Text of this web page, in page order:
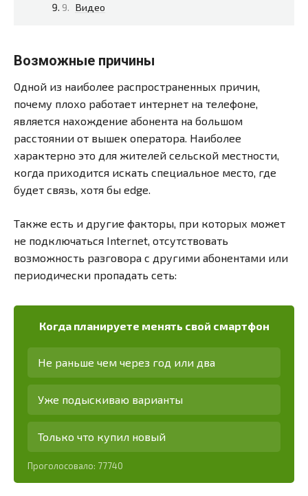
Видео
Возможные причины
Одной из наиболее распространенных причин,
почему плохо работает интернет на телефоне,
является нахождение абонента на большом
расстоянии от вышек оператора. Наиболее
характерно это для жителей сельской местности,
когда приходится искать специальное место, где
будет связь, хотя бы edge.
Также есть и другие факторы, при которых может
не подключаться Internet, отсутствовать
возможность разговора с другими абонентами или
периодически пропадать сеть:
Когда планируете менять свой смартфон
Не раньше чем через год или два
Уже подыскиваю варианты
Только что купил новый
Проголосовало: 77740